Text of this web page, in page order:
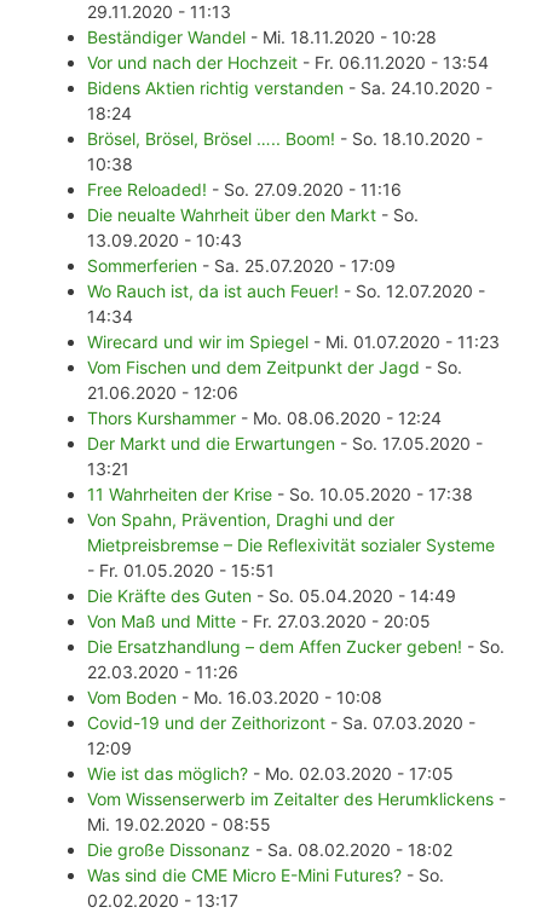
29.11.2020 - 11:13
Beständiger Wandel - Mi. 18.11.2020 - 10:28
Vor und nach der Hochzeit - Fr. 06.11.2020 - 13:54
Bidens Aktien richtig verstanden - Sa. 24.10.2020 -
18:24
Brösel, Brösel, Brösel ….. Boom! - So. 18.10.2020 -
10:38
Free Reloaded! - So. 27.09.2020 - 11:16
Die neualte Wahrheit über den Markt - So.
13.09.2020 - 10:43
Sommerferien - Sa. 25.07.2020 - 17:09
Wo Rauch ist, da ist auch Feuer! - So. 12.07.2020 -
14:34
Wirecard und wir im Spiegel - Mi. 01.07.2020 - 11:23
Vom Fischen und dem Zeitpunkt der Jagd - So.
21.06.2020 - 12:06
Thors Kurshammer - Mo. 08.06.2020 - 12:24
Der Markt und die Erwartungen - So. 17.05.2020 -
13:21
11 Wahrheiten der Krise - So. 10.05.2020 - 17:38
Von Spahn, Prävention, Draghi und der
Mietpreisbremse – Die Reflexivität sozialer Systeme
- Fr. 01.05.2020 - 15:51
Die Kräfte des Guten - So. 05.04.2020 - 14:49
Von Maß und Mitte - Fr. 27.03.2020 - 20:05
Die Ersatzhandlung – dem Affen Zucker geben! - So.
22.03.2020 - 11:26
Vom Boden - Mo. 16.03.2020 - 10:08
Covid-19 und der Zeithorizont - Sa. 07.03.2020 -
12:09
Wie ist das möglich? - Mo. 02.03.2020 - 17:05
Vom Wissenserwerb im Zeitalter des Herumklickens -
Mi. 19.02.2020 - 08:55
Die große Dissonanz - Sa. 08.02.2020 - 18:02
Was sind die CME Micro E-Mini Futures? - So.
02.02.2020 - 13:17